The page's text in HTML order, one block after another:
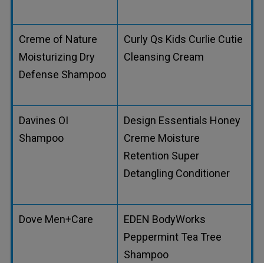
Creme of Nature
Moisturizing Dry
Defense Shampoo
Curly Qs Kids Curlie Cutie
Cleansing Cream
Davines OI
Shampoo
Design Essentials Honey
Creme Moisture
Retention Super
Detangling Conditioner
Dove Men+Care
EDEN BodyWorks
Peppermint Tea Tree
Shampoo